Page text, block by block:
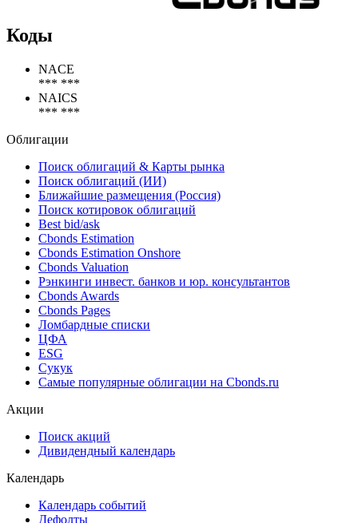
Коды
NACE
*** ***
NAICS
*** ***
Облигации
Поиск облигаций & Карты рынка
Поиск облигаций (ИИ)
Ближайшие размещения (Россия)
Поиск котировок облигаций
Best bid/ask
Cbonds Estimation
Cbonds Estimation Onshore
Cbonds Valuation
Рэнкинги инвест. банков и юр. консультантов
Cbonds Awards
Cbonds Pages
Ломбардные списки
ЦФА
ESG
Сукук
Самые популярные облигации на Cbonds.ru
Акции
Поиск акций
Дивидендный календарь
Календарь
Календарь событий
Дефолты